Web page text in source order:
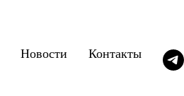
Новости Контакты